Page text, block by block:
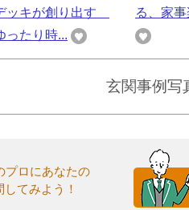
ッキが創り出す
ったり時...
る、家
玄関事例写
プロにあなたの
てみよう！